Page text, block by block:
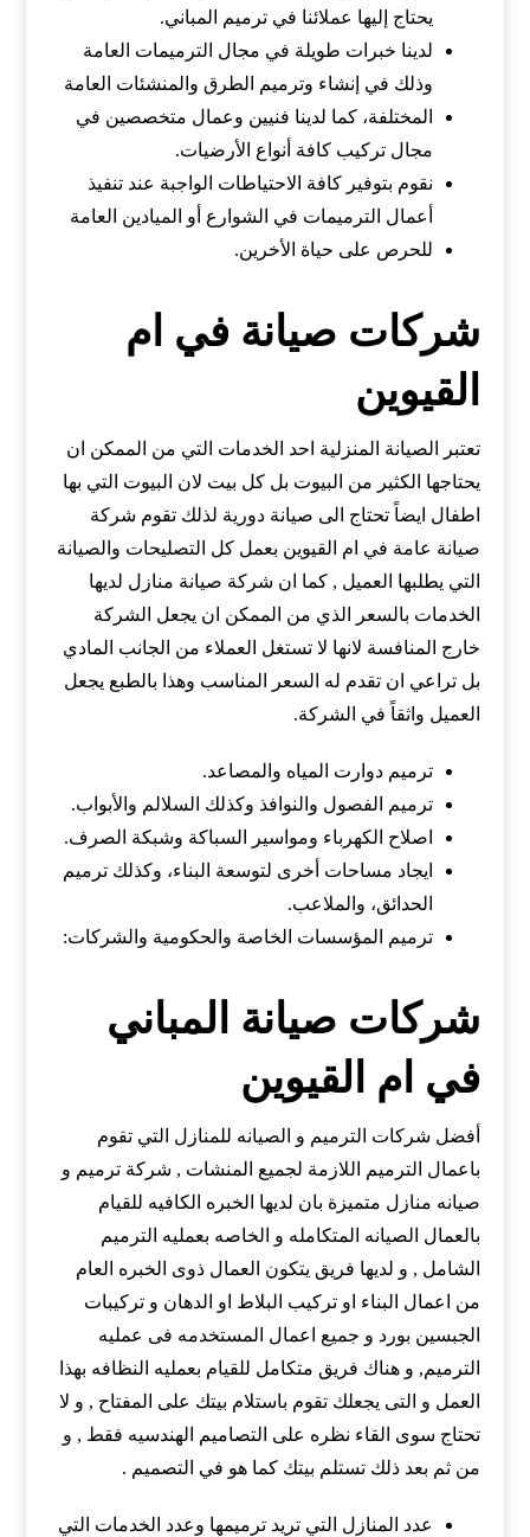
يحتاج إليها عملائنا في ترميم المباني.
لدينا خبرات طويلة في مجال الترميمات العامة
وذلك في إنشاء وترميم الطرق والمنشئات العامة
المختلفة، كما لدينا فنيين وعمال متخصصين في
مجال تركيب كافة أنواع الأرضيات.
نقوم بتوفير كافة الاحتياطات الواجبة عند تنفيذ
أعمال الترميمات في الشوارع أو الميادين العامة
للحرص على حياة الأخرين.
شركات صيانة في ام
القيوين
تعتبر الصيانة المنزلية احد الخدمات التي من الممكن ان
يحتاجها الكثير من البيوت بل كل بيت لان البيوت التي بها
اطفال ايضاً تحتاج الى صيانة دورية لذلك تقوم شركة
صيانة عامة في ام القيوين بعمل كل التصليحات والصيانة
التي يطلبها العميل , كما ان شركة صيانة منازل لديها
الخدمات بالسعر الذي من الممكن ان يجعل الشركة
خارج المنافسة لانها لا تستغل العملاء من الجانب المادي
بل تراعي ان تقدم له السعر المناسب وهذا بالطبع يجعل
العميل واثقاً في الشركة.
ترميم دوارت المياه والمصاعد.
ترميم الفصول والنوافذ وكذلك السلالم والأبواب.
اصلاح الكهرباء ومواسير السباكة وشبكة الصرف.
ايجاد مساحات أخرى لتوسعة البناء، وكذلك ترميم
الحدائق، والملاعب.
ترميم المؤسسات الخاصة والحكومية والشركات:
شركات صيانة المباني
في ام القيوين
أفضل شركات الترميم و الصيانه للمنازل التي تقوم
باعمال الترميم اللازمة لجميع المنشات , شركة ترميم و
صيانه منازل متميزة بان لديها الخبره الكافيه للقيام
بالعمال الصيانه المتكامله و الخاصه بعمليه الترميم
الشامل , و لديها فريق يتكون العمال ذوى الخبره العام
من اعمال البناء او تركيب البلاط او الدهان و تركيبات
الجبسين بورد و جميع اعمال المستخدمه فى عمليه
الترميم, و هناك فريق متكامل للقيام بعمليه النظافه بهذا
العمل و التى يجعلك تقوم باستلام بيتك على المفتاح , و لا
تحتاج سوى القاء نظره على التصاميم الهندسيه فقط , و
من ثم بعد ذلك تستلم بيتك كما هو في التصميم .
عدد المنازل التي تريد ترميمها وعدد الخدمات التي